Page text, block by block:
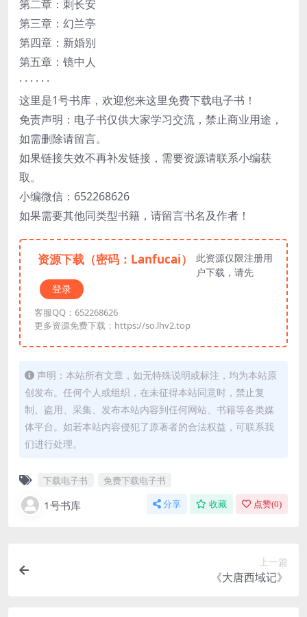
第二章：刺长安
第三章：幻兰亭
第四章：新婚别
第五章：镜中人
· · · · · ·
这里是1号书库，欢迎您来这里免费下载电子书！
免责声明：电子书仅供大家学习交流，禁止商业用途，
如需删除请留言。
如果链接失效不再补发链接，需要资源请联系小编获
取。
小编微信：652268626
如果需要其他同类型书籍，请留言书名及作者！
资源下载（密码：Lanfucai）
此资源仅限注册用
户下载，请先
登录
客服QQ：652268626
更多资源免费下载：https://so.lhv2.top
声明：本站所有文章，如无特殊说明或标注，均为本站原
创发布。任何个人或组织，在未征得本站同意时，禁止复
制、盗用、采集、发布本站内容到任何网站、书籍等各类媒
体平台。如若本站内容侵犯了原著者的合法权益，可联系我
们进行处理。
下载电子书 免费下载电子书
1号书库 分享 收藏 点赞(0)
上一篇
《大唐西域记》